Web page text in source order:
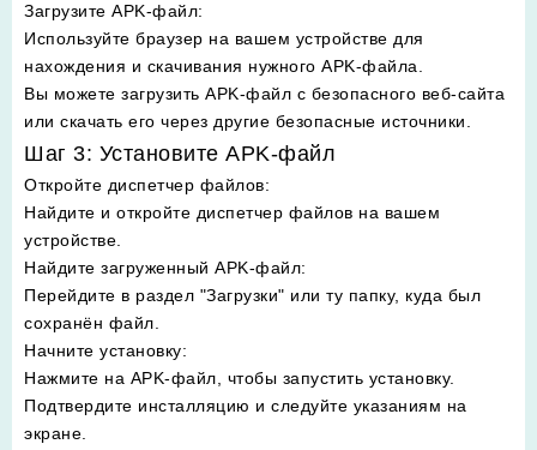
Загрузите APK-файл:
Используйте браузер на вашем устройстве для
нахождения и скачивания нужного APK-файла.
Вы можете загрузить APK-файл с безопасного веб-сайта
или скачать его через другие безопасные источники.
Шаг 3: Установите APK-файл
Откройте диспетчер файлов:
Найдите и откройте диспетчер файлов на вашем
устройстве.
Найдите загруженный APK-файл:
Перейдите в раздел "Загрузки" или ту папку, куда был
сохранён файл.
Начните установку:
Нажмите на APK-файл, чтобы запустить установку.
Подтвердите инсталляцию и следуйте указаниям на
экране.